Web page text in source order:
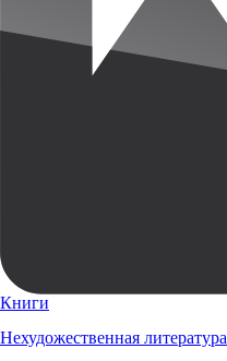
Книги
Нехудожественная литература